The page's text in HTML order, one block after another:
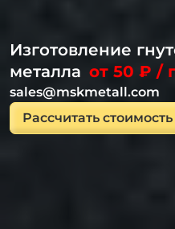
Изготовление
металла от 50 ₽ /
sales@mskmetall.com
Рассчитать стоимость